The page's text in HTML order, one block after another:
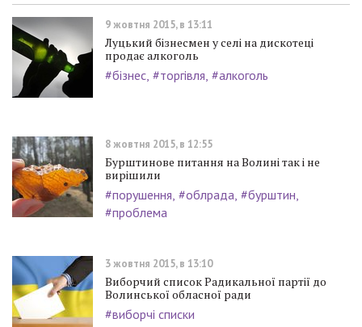
9 жовтня 2015, в 13:11
Луцький бізнесмен у селі на дискотеці
продає алкоголь
#бізнес #торгівля #алкоголь
8 жовтня 2015, в 12:55
Бурштинове питання на Волині так і не
вирішили
#порушення #облрада #бурштин
#проблема
3 жовтня 2015, в 13:10
Виборчий список Радикальної партії до
Волинської обласної ради
#виборчі списки